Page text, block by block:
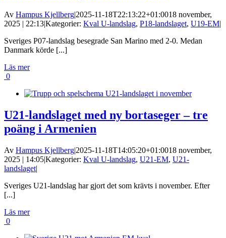
Av Hampus Kjellberg|2025-11-18T22:13:22+01:0018 november,
2025 | 22:13|Kategorier: Kval U-landslag, P18-landslaget, U19-EM|
Sveriges P07-landslag besegrade San Marino med 2-0. Medan
Danmark körde [...]
Läs mer
0
U21-landslaget med ny bortaseger – tre
poäng i Armenien
Av Hampus Kjellberg|2025-11-18T14:05:20+01:0018 november,
2025 | 14:05|Kategorier: Kval U-landslag, U21-EM, U21-
landslaget|
Sveriges U21-landslag har gjort det som krävts i november. Efter
[...]
Läs mer
0